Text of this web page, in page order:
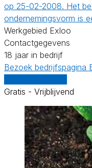
op 25-02-2008. Het
ondernemingsvorm is
Werkgebied Exloo
Contactgegevens
18 jaar in bedrijf
Bezoek bedrijfspagina
Gratis - Vrijblijvend